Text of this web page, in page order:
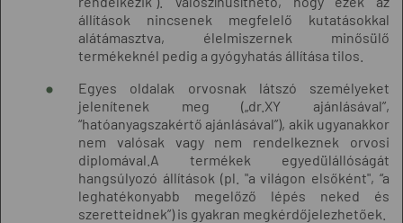
állítások nincsenek megfelelő kutatásokkal
alátámasztva, élelmiszernek minősülő
termékeknél pedig a gyógyhatás állítása tilos.
Egyes oldalak orvosnak látszó személyeket
jelenítenek meg („dr.XY ajánlásával”,
“hatóanyagszakértő ajánlásával”), akik ugyanakkor
nem valósak vagy nem rendelkeznek orvosi
diplomával.A termékek egyedülállóságát
hangsúlyozó állítások (pl. "a világon elsőként", “a
leghatékonyabb megelőző lépés neked és
szeretteidnek”) is gyakran megkérdőjelezhetőek.